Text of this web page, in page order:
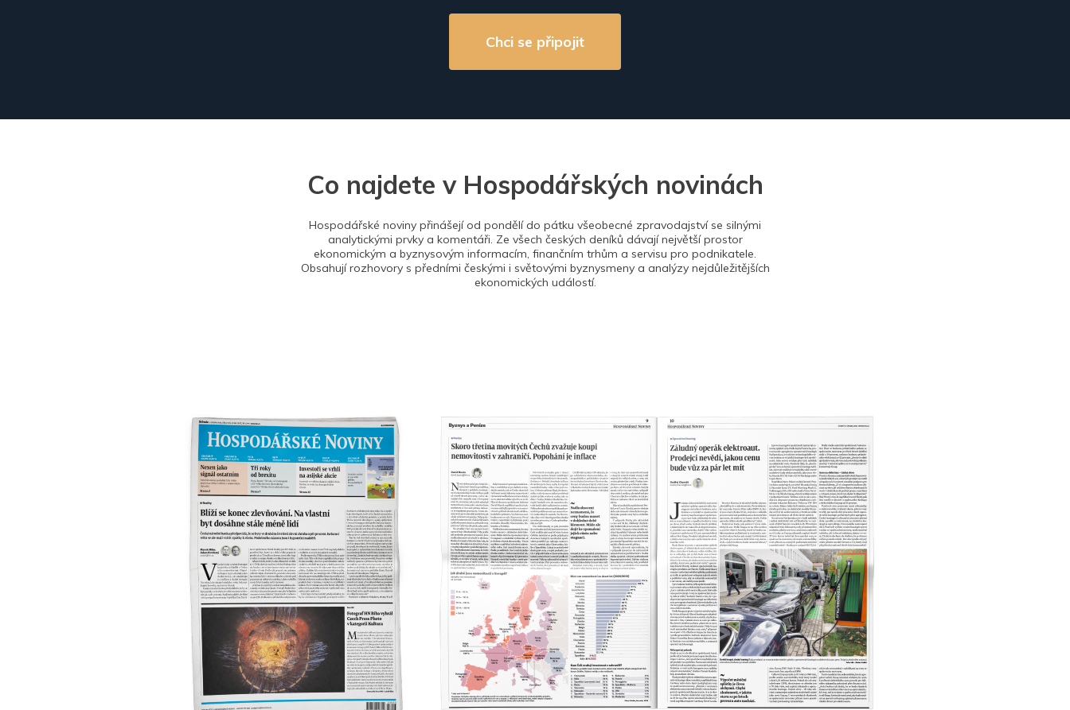
Chci se připojit
Co najdete v Hospodářských novinách
Hospodářské noviny přinášejí od pondělí do pátku všeobecné zpravodajství se silnými
analytickými prvky a komentáři. Ze všech českých deníků dávají největší prostor
ekonomickým a byznysovým informacím, finančním trhům a servisu pro podnikatele.
Obsahují rozhovory s předními českými i světovými byznysmeny a analýzy nejdůležitějších
ekonomických událostí.